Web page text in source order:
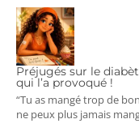
Préjugés sur le
qui l’a provoqué !
“Tu as mangé trop de
ne peux plus jamais